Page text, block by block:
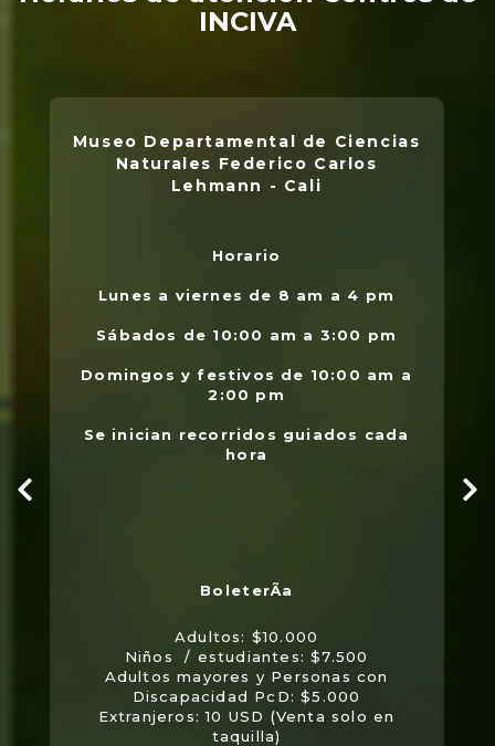
INCIVA
Museo Departamental de Ciencias
Naturales Federico Carlos
Lehmann - Cali
Horario
Lunes a viernes de 8 am a 4 pm
Sábados de 10:00 am a 3:00 pm
Domingos y festivos de 10:00 am a
2:00 pm
Se inician recorridos guiados cada
hora
Adultos: $10.000
Niños / estudiantes: $7.500
Adultos mayores y Personas con
Discapacidad PcD: $5.000
Extranjeros: 10 USD (Venta solo en
taquilla)